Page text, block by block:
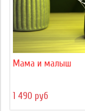
Мама и малыш
1 490 руб